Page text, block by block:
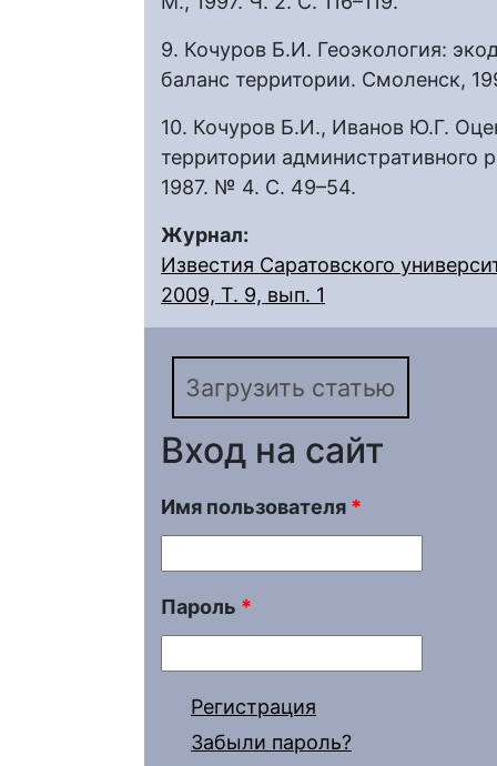
9. Кочуров Б.И. Геоэкология:
баланс территории. Смоленск,
10. Кочуров Б.И., Иванов Ю.Г.
территории административного
1987. № 4. С. 49–54.
Журнал:
Известия Саратовского
2009, Т. 9, вып. 1
Загрузить статью
Вход на сайт
Имя пользователя *
Пароль *
Регистрация
Забыли пароль?